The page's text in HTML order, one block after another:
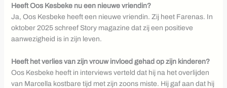
Heeft Oos Kesbeke nu een nieuwe vriendin?
Ja, Oos Kesbeke heeft een nieuwe vriendin. Zij heet Farenas. In
oktober 2025 schreef Story magazine dat zij een positieve
aanwezigheid is in zijn leven.
Heeft het verlies van zijn vrouw invloed gehad op zijn kinderen?
Oos Kesbeke heeft in interviews verteld dat hij na het overlijden
van Marcella kostbare tijd met zijn zoons miste. Hij gaf aan dat hij